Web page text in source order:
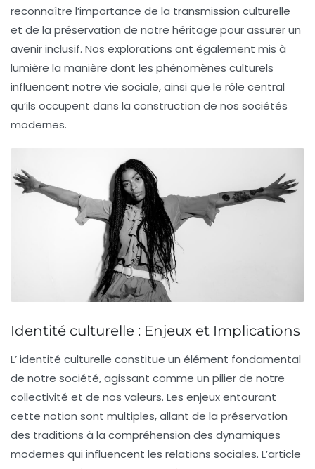
reconnaître l’importance de la transmission culturelle
et de la préservation de notre héritage pour assurer un
avenir inclusif. Nos explorations ont également mis à
lumière la manière dont les phénomènes culturels
influencent notre vie sociale, ainsi que le rôle central
qu’ils occupent dans la construction de nos sociétés
modernes.
Identité culturelle : Enjeux et Implications
L’identité culturelle constitue un élément fondamental
de notre société, agissant comme un pilier de notre
collectivité et de nos valeurs. Les enjeux entourant
cette notion sont multiples, allant de la préservation
des traditions à la compréhension des dynamiques
modernes qui influencent les relations sociales. L’article